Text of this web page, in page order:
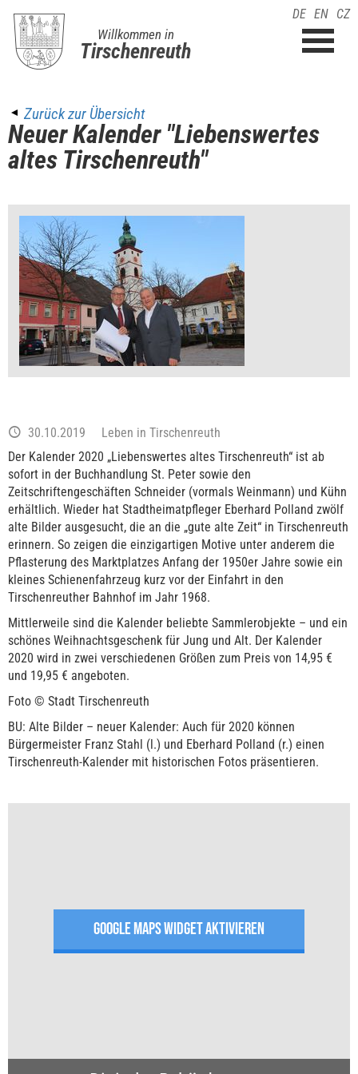
Willkommen in
Tirschenreuth
DE EN CZ
Zurück zur Übersicht
Neuer Kalender "Liebenswertes
altes Tirschenreuth"
30.10.2019
Leben in Tirschenreuth
Der Kalender 2020 „Liebenswertes altes Tirschenreuth“ ist ab
sofort in der Buchhandlung St. Peter sowie den
Zeitschriftengeschäften Schneider (vormals Weinmann) und Kühn
erhältlich. Wieder hat Stadtheimatpfleger Eberhard Polland zwölf
alte Bilder ausgesucht, die an die „gute alte Zeit“ in Tirschenreuth
erinnern. So zeigen die einzigartigen Motive unter anderem die
Pflasterung des Marktplatzes Anfang der 1950er Jahre sowie ein
kleines Schienenfahrzeug kurz vor der Einfahrt in den
Tirschenreuther Bahnhof im Jahr 1968.
Mittlerweile sind die Kalender beliebte Sammlerobjekte – und ein
schönes Weihnachtsgeschenk für Jung und Alt. Der Kalender
2020 wird in zwei verschiedenen Größen zum Preis von 14,95 €
und 19,95 € angeboten.
Foto © Stadt Tirschenreuth
BU: Alte Bilder – neuer Kalender: Auch für 2020 können
Bürgermeister Franz Stahl (l.) und Eberhard Polland (r.) einen
Tirschenreuth-Kalender mit historischen Fotos präsentieren.
GOOGLE MAPS WIDGET AKTIVIEREN